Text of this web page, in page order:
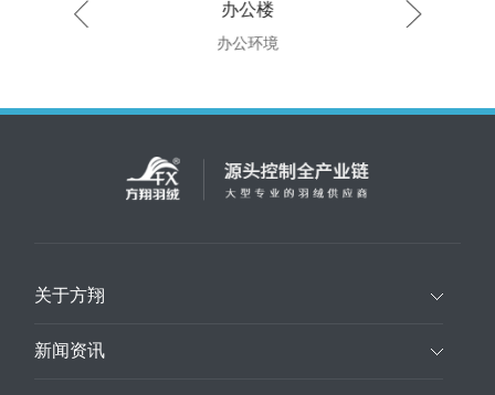
办公楼
办公环境
关于方翔
新闻资讯